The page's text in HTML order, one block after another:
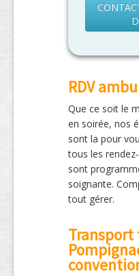
RDV
Que ce soit le
en soirée, nos
sont la pour
tous les
sont
soignante.
tout gérer.
Transport